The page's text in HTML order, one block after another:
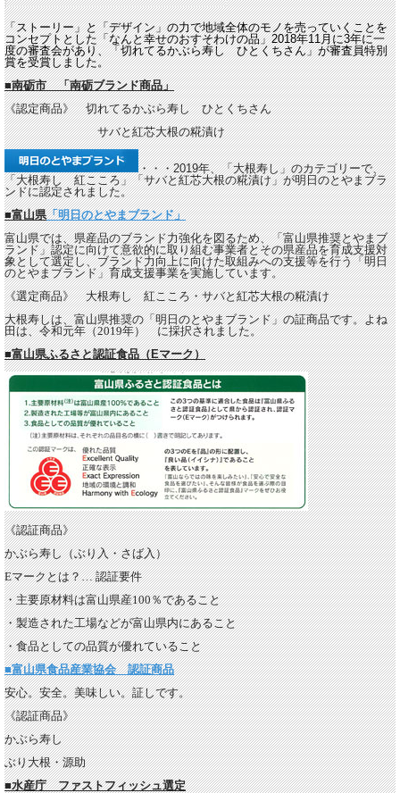
「ストーリー」と「デザイン」の力で地域全体のモノを売っていくことを
コンセプトとした「なんと幸せのおすそわけの品」2018年11月に3年に一
度の審査会があり、「切れてるかぶら寿し ひとくちさん」が審査員特別
賞を受賞しました。
■南砺市 「南砺ブランド商品」
《認定商品》 切れてるかぶら寿し ひとくちさん
サバと紅芯大根の糀漬け
・・・2019年、「大根寿し」のカテゴリーで、
「大根寿し 紅こころ」「サバと紅芯大根の糀漬け」が明日のとやまブラ
ンドに認定されました。
■富山県「明日のとやまブランド」
富山県では、県産品のブランド力強化を図るため、「富山県推奨とやまブ
ランド」認定に向けて意欲的に取り組む事業者とその県産品を育成支援対
象として選定し、ブランド力向上に向けた取組みへの支援等を行う「明日
のとやまブランド」育成支援事業を実施しています。
《選定商品》 大根寿し 紅こころ・サバと紅芯大根の糀漬け
大根寿しは、富山県推奨の「明日のとやまブランド」の証商品です。よね
田は、令和元年（2019年） に採択されました。
■富山県ふるさと認証食品（Eマーク）
《認証商品》
かぶら寿し（ぶり入・さば入）
Eマークとは？… 認証要件
・主要原材料は富山県産100％であること
・製造された工場などが富山県内にあること
・食品としての品質が優れていること
■富山県食品産業協会 認証商品
安心。安全。美味しい。証しです。
《認証商品》
かぶら寿し
ぶり大根・源助
■水産庁 ファストフィッシュ選定